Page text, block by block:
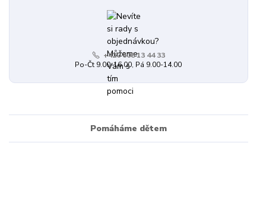
+420 608 13 44 33
Po-Čt 9.00-16.00, Pá 9.00-14.00
Pomáháme dětem